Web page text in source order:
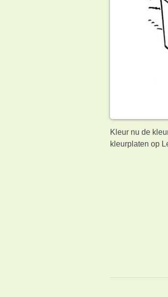
Kleur nu de
kleurplaten op